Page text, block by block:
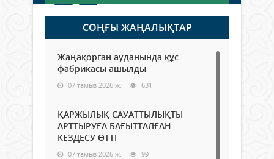
СОҢҒЫ ЖАҢАЛЫҚТАР
Жаңақорған ауданында құс
фабрикасы ашылды
07 тамыз 2026 ж. 631
ҚАРЖЫЛЫҚ САУАТТЫЛЫҚТЫ
АРТТЫРУҒА БАҒЫТТАЛҒАН
КЕЗДЕСУ ӨТТІ
07 тамыз 2026 ж. 99